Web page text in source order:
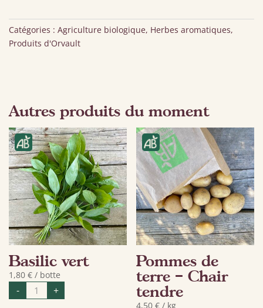
Catégories : Agriculture biologique, Herbes aromatiques,
Produits d'Orvault
Autres produits du moment
Basilic vert
1,80 € / botte
- quantité
Basilic
+
Pommes de
terre – Chair
tendre
4,50€ / kg